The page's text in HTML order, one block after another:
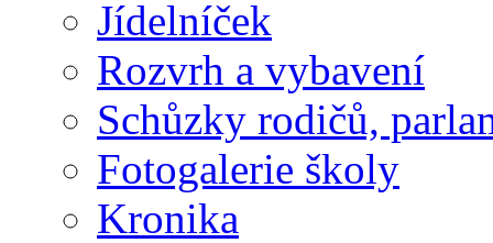
Jídelníček
Rozvrh a vybavení
Schůzky rodičů,
Fotogalerie školy
Kronika